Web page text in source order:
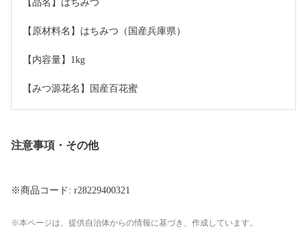
【品名】はちみつ
【原材料名】はちみつ（国産兵庫県）
【内容量】1kg
【みつ源花名】国産百花蜜
注意事項・その他
※商品コード: r28229400321
本ページは、提供自治体からの情報に基づき、作成しています。